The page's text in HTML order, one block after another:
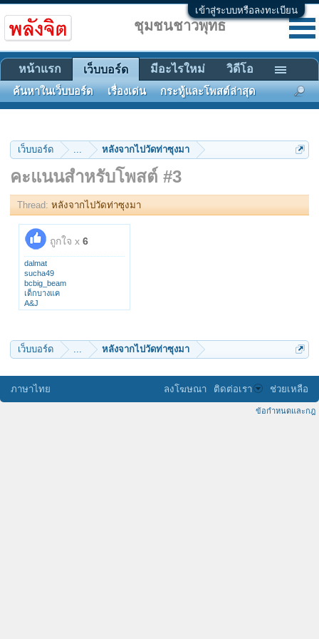
เข้าสู่ระบบหรือลงทะเบียน
เว็บบอร์ด ... หลังจากไปวัดท่าซุงมา
คะแนนสำหรับโพสต์ #3
Thread: หลังจากไปวัดท่าซุงมา
ถูกใจ x 6
dalmat
sucha49
bcbig_beam
เด็กบางแค
A&J
jks
เว็บบอร์ด ... หลังจากไปวัดท่าซุงมา
ชุมชนชาวพุทธ
หน้าแรก เว็บบอร์ด
ค้นหาในเว็บบอร์ด เรื่องเด่น กระทู้และโพสต์ล่าสุด
มีอะไรใหม่ วิดีโอ
ภาษาไทย ลงโฆษณา ติดต่อเรา ช่วยเหลือ
ข้อกำหนดและกฎ